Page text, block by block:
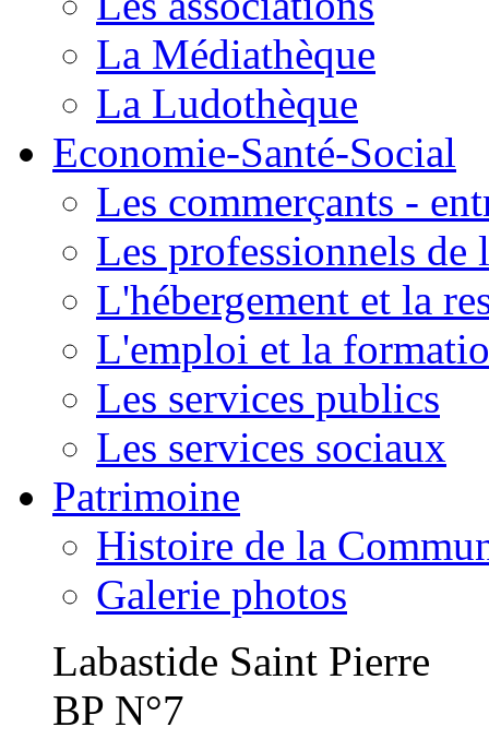
La Médiathèque
La Ludothèque
Economie-Santé-Social
Les commerçants -
Les professionnels de
L'hébergement et la
L'emploi et la
Les services publics
Les services sociaux
Patrimoine
Histoire de la
Galerie photos
Labastide Saint Pierre
BP N°7